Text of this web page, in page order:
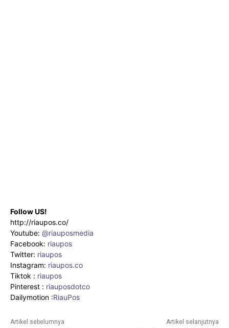
Follow US!
http://riaupos.co/
Youtube: @riauposmedia
Facebook: riaupos
Twitter: riaupos
Instagram: riaupos.co
Tiktok : riaupos
Pinterest : riauposdotco
Dailymotion :RiauPos
Artikel sebelumnya Artikel selanjutnya